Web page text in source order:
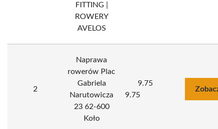
FITTING |
ROWERY
AVELOS
2
Naprawa
rowerów Plac
Gabriela
Narutowicza
23 62-600
Koło
9.75
9.75